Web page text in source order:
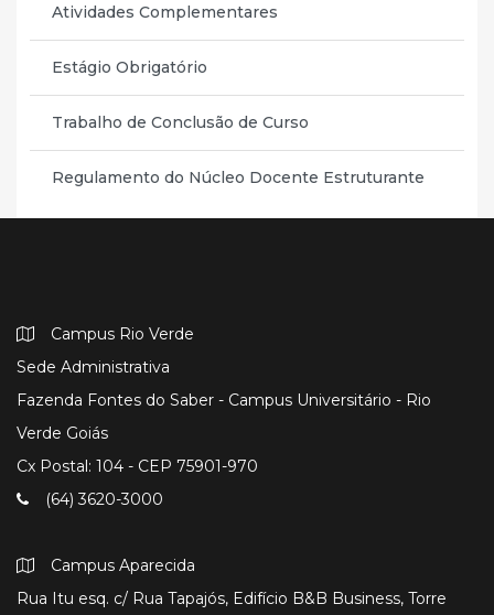
Atividades Complementares
Estágio Obrigatório
Trabalho de Conclusão de Curso
Regulamento do Núcleo Docente Estruturante
Campus Rio Verde
Sede Administrativa
Fazenda Fontes do Saber - Campus Universitário - Rio
Verde Goiás
Cx Postal: 104 - CEP 75901-970
(64) 3620-3000
Campus Aparecida
Rua Itu esq. c/ Rua Tapajós, Edifício B&B Business, Torre